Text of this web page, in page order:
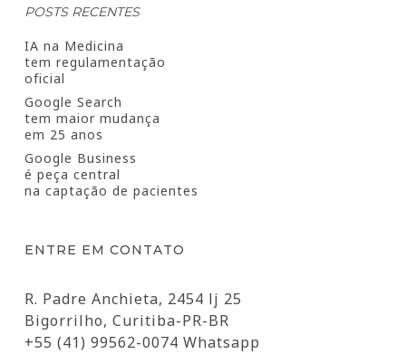
POSTS RECENTES
IA na Medicina
tem regulamentação
oficial
Google Search
tem maior mudança
em 25 anos
Google Business
é peça central
na captação de pacientes
ENTRE EM CONTATO
R. Padre Anchieta, 2454 lj 25
Bigorrilho, Curitiba-PR-BR
+55 (41) 99562-0074 Whatsapp